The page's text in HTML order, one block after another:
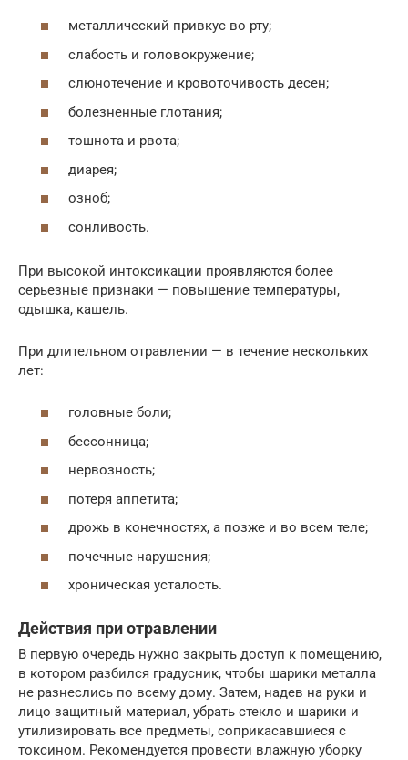
металлический привкус во рту;
слабость и головокружение;
слюнотечение и кровоточивость десен;
болезненные глотания;
тошнота и рвота;
диарея;
озноб;
сонливость.
При высокой интоксикации проявляются более
серьезные признаки — повышение температуры,
одышка, кашель.
При длительном отравлении — в течение нескольких
лет:
головные боли;
бессонница;
нервозность;
потеря аппетита;
дрожь в конечностях, а позже и во всем теле;
почечные нарушения;
хроническая усталость.
Действия при отравлении
В первую очередь нужно закрыть доступ к помещению,
в котором разбился градусник, чтобы шарики металла
не разнеслись по всему дому. Затем, надев на руки и
лицо защитный материал, убрать стекло и шарики и
утилизировать все предметы, соприкасавшиеся с
токсином. Рекомендуется провести влажную уборку